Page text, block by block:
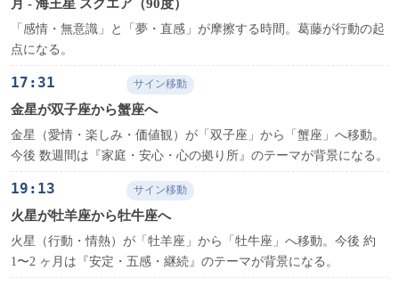
「感情・無意識」と「夢・直感」が摩擦する時間。葛藤が行動の起
点になる。
17:31 サイン移動
金星が双子座から蟹座へ
金星（愛情・楽しみ・価値観）が「双子座」から「蟹座」へ移動。
今後 数週間は『家庭・安心・心の拠り所』のテーマが背景になる。
19:13 サイン移動
火星が牡羊座から牡牛座へ
火星（行動・情熱）が「牡羊座」から「牡牛座」へ移動。今後 約
1〜2 ヶ月は『安定・五感・継続』のテーマが背景になる。